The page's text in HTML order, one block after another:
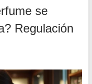
se
Regulación